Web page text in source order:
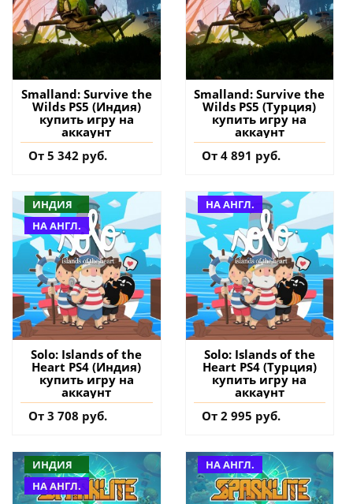
Smalland: Survive the
Wilds PS5 (Индия)
купить игру на
аккаунт
От 5 342 руб.
Smalland: Survive the
Wilds PS5 (Турция)
купить игру на
аккаунт
От 4 891 руб.
ИНДИЯ
НА АНГЛ.
Solo: Islands of the
Heart PS4 (Индия)
купить игру на
аккаунт
От 3 708 руб.
НА АНГЛ.
Solo: Islands of the
Heart PS4 (Турция)
купить игру на
аккаунт
От 2 995 руб.
ИНДИЯ
НА АНГЛ.
НА АНГЛ.